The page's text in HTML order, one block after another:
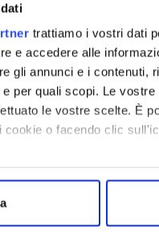
trattiamo i vostri dati
e accedere alle
gli annunci e i contenuti,
per quali scopi. Le
le vostre scelte. È
cookie o facendo clic
dispositivo,
trovare le seguenti
pagamenti